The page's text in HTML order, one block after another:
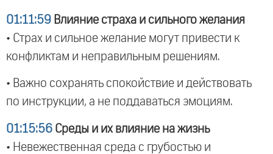
01:11:59 Влияние страха и сильного желания
• Страх и сильное желание могут привести к
конфликтам и неправильным решениям.
• Важно сохранять спокойствие и действовать
по инструкции, а не поддаваться эмоциям.
01:15:56 Среды и их влияние на жизнь
• Невежественная среда с грубостью и